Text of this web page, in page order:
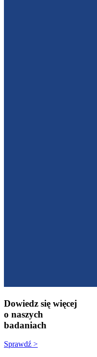
Dowiedz się więcej
o naszych
badaniach
Sprawdź >